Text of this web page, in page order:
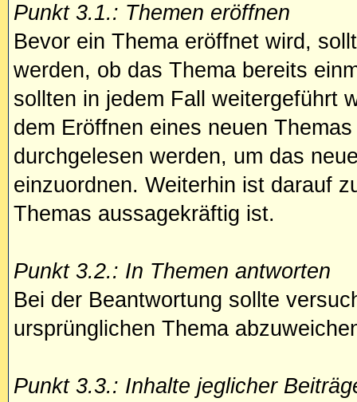
Punkt 3.1.: Themen eröffnen
Bevor ein Thema eröffnet wird,
werden, ob das Thema bereits
sollten in jedem Fall weitergeführt
dem Eröffnen eines neuen
durchgelesen werden, um das
einzuordnen. Weiterhin ist darauf
Themas aussagekräftig ist.
Punkt 3.2.: In Themen antworten
Bei der Beantwortung sollte
ursprünglichen Thema
Punkt 3.3.: Inhalte jeglicher